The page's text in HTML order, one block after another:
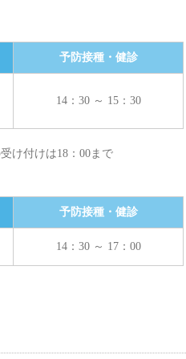
予防接種・健診
14：30 ～ 15：30
けは18：00まで
予防接種・健診
14：30 ～ 17：00